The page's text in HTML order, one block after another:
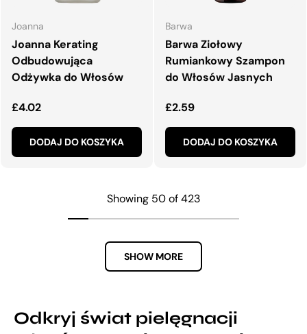
Joanna
Joanna Kerating
Odbudowująca
Odżywka do Włosów
Normalna cena
£4.02
DODAJ DO KOSZYKA
Barwa
Barwa Ziołowy
Rumiankowy Szampon
do Włosów Jasnych
Normalna cena
£2.59
DODAJ DO KOSZYKA
Showing 50 of 423
SHOW MORE
Odkryj świat pielęgnacji